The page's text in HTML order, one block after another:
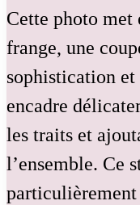
Cette photo met
frange, une
sophistication
encadre
les traits et
l’ensemble. Ce
particulièrement